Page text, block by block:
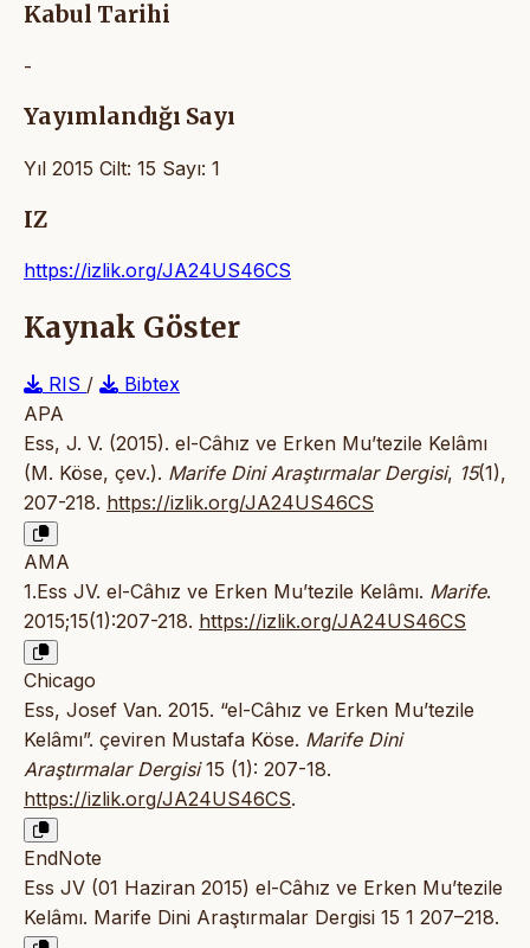
Kabul Tarihi
-
Yayımlandığı Sayı
Yıl 2015 Cilt: 15 Sayı: 1
IZ
https://izlik.org/JA24US46CS
Kaynak Göster
RIS /
Bibtex
APA
Ess, J. V. (2015). el-Câhız ve Erken Mu’tezile Kelâmı
(M. Köse, çev.). Marife Dini Araştırmalar Dergisi, 15(1),
207-218. https://izlik.org/JA24US46CS
AMA
1.Ess JV. el-Câhız ve Erken Mu’tezile Kelâmı. Marife.
2015;15(1):207-218. https://izlik.org/JA24US46CS
Chicago
Ess, Josef Van. 2015. “el-Câhız ve Erken Mu’tezile
Kelâmı”. çeviren Mustafa Köse. Marife Dini
Araştırmalar Dergisi15 (1): 207-18.
https://izlik.org/JA24US46CS.
EndNote
Ess JV (01 Haziran 2015) el-Câhız ve Erken Mu’tezile
Kelâmı. Marife Dini Araştırmalar Dergisi 15 1 207–218.